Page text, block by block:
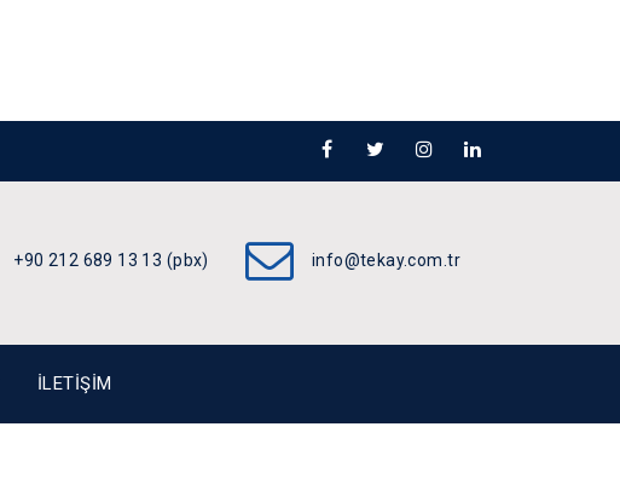
+90 212 689 13 13 (pbx) info@tekay.com.tr
İLETIŞIM